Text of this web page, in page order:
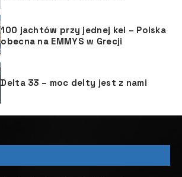
100 jachtów przy jednej kei – Polska
obecna na EMMYS w Grecji
Delta 33 – moc delty jest z nami